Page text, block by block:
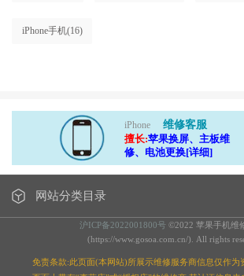
iPhone手机(16)
iPhone
维修客服
擅长:苹果换屏、主板维
修、电池更换[详细]
网站分类目录
沪ICP备2022001800号 ©2022 苹果手机维
(https://www.gosoa.com.cn/). All rights
免责条款:此页面(本网站)所展示维修服务商信息仅作为